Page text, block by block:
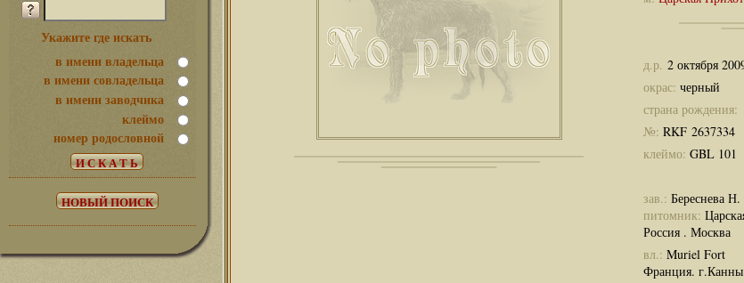
Укажите где искать
в имени владельца
в имени совладельца
в имени заводчика
клеймо
номер родословной
д.р. 2 октября
окрас: черный
страна рождения:
№: RKF 2637334
клеймо: GBL 101
зав.: Береснева Н.
питомник:
Россия . Москва
вл.: Muriel Fort
Франция. г.Канны